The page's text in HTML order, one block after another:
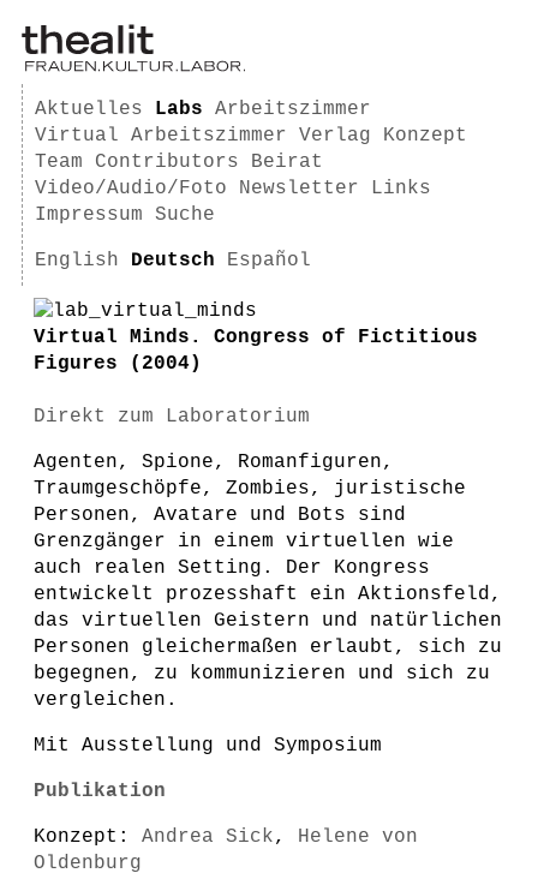
Aktuelles Labs
Arbeitszimmer
Virtual Arbeitszimmer
Verlag
Konzept
Team
Contributors
Beirat
Video/Audio/Foto
Newsletter
Links
Impressum
Suche
English Deutsch Español
Virtual Minds. Congress of Fictitious
Figures (2004)
Direkt zum Laboratorium
Agenten, Spione, Romanfiguren,
Traumgeschöpfe, Zombies, juristische
Personen, Avatare und Bots sind
Grenzgänger in einem virtuellen wie
auch realen Setting. Der Kongress
entwickelt prozesshaft ein Aktionsfeld,
das virtuellen Geistern und natürlichen
Personen gleichermaßen erlaubt, sich zu
begegnen, zu kommunizieren und sich zu
vergleichen.
Mit Ausstellung und Symposium
Publikation
Konzept: Andrea Sick, Helene von
Oldenburg